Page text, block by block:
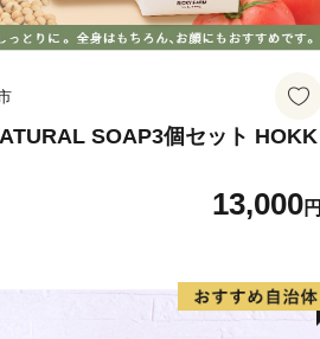
SOAP3個セット HOKK
13,000円